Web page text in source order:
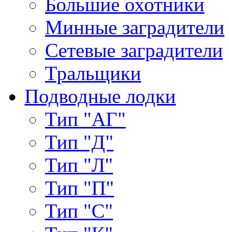
Минные заградители
Сетевые заградители
Тральщики
Подводные лодки
Тип "АГ"
Тип "Д"
Тип "Л"
Тип "П"
Тип "С"